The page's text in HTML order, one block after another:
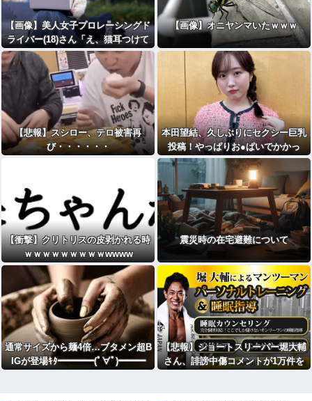
【画像】美人女子プロレーシングド
ライバー(18)さん「え、猫耳つけて
サインするんですか？」⇒！！！
【画像】オニヤンマいたｗｗｗ
【悲報】スシロー、テロ被害再
び・・・・・・
本田望結、久しぶりにセクシー巨乳
投稿！やっぱりお●ぱいでかかっ
た！
【衝撃】クリトリスの皮剥かれる時
ｗｗｗｗｗｗｗｗｗwwww
震災時の在宅避難について
通常サイズから麺4倍…ブタメン超B
IGが登場ｷﾀ━━━━(ﾟ∀ﾟ)━━━
【悲報】ショートスリーパー堀大輔
さん、誹謗中傷コメントが1万件を